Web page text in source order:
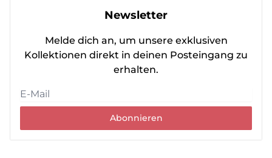
Newsletter
Melde dich an, um unsere exklusiven
Kollektionen direkt in deinen Posteingang zu
erhalten.
Abonnieren